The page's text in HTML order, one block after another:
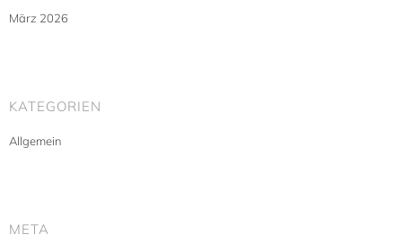
März 2026
KATEGORIEN
Allgemein
META